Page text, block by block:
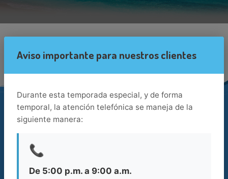
0 hoteles Mision encontrados
Principales destinos
Cancun
Los Cabos
Puerto Vallarta
Aviso importante para nuestros clientes
Durante esta temporada especial, y de forma
temporal, la atención telefónica se maneja de la
siguiente manera:
📞
De 5:00 p.m. a 9:00 a.m.